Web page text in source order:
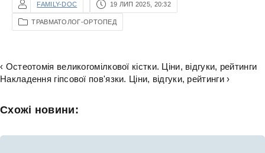
FAMILY-DOC 19 ЛИП 2025, 20:32
ТРАВМАТОЛОГ-ОРТОПЕД
‹ Остеотомія великогомілкової кістки. Ціни, відгуки, рейтинги
Накладення гіпсової пов'язки. Ціни, відгуки, рейтинги ›
Схожі новини: